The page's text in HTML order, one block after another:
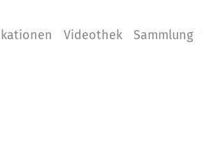
Videothek Sammlung